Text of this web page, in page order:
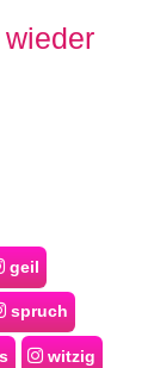
geil
spruch
witzig